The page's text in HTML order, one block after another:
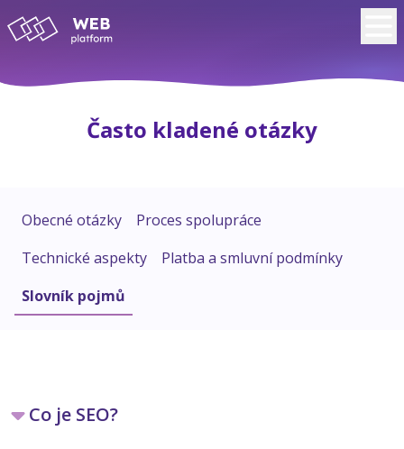
Často kladené otázky
Obecné otázky
Proces spolupráce
Technické aspekty
Platba a smluvní podmínky
Slovník pojmů
Co je SEO?